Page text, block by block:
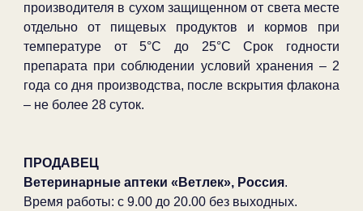
производителя в сухом защищенном от света месте
отдельно от пищевых продуктов и кормов при
температуре от 5°С до 25°С Срок годности
препарата при соблюдении условий хранения – 2
года со дня производства, после вскрытия флакона
– не более 28 суток.
ПРОДАВЕЦ
Ветеринарные аптеки «Ветлек», Россия.
Время работы: с 9.00 до 20.00 без выходных.